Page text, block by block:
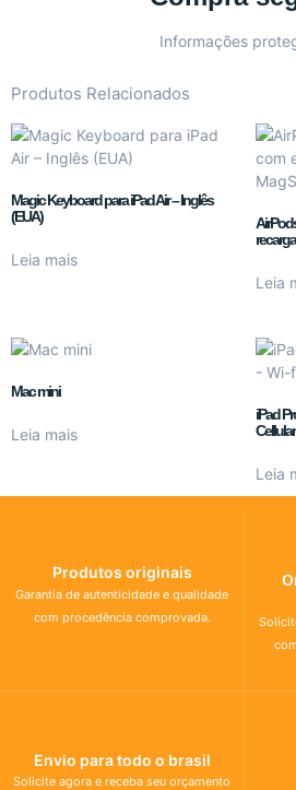
Informações
Produtos Relacionados
Magic Keyboard para iPad Air – Inglês
(EUA)
Leia mais
Leia
Mac mini
Leia mais
iPad
Cellular
Leia
Produtos originais
Garantia de autenticidade e qualidade
com procedência comprovada.
Envio para todo o brasil
Solicite agora e receba seu orçamento